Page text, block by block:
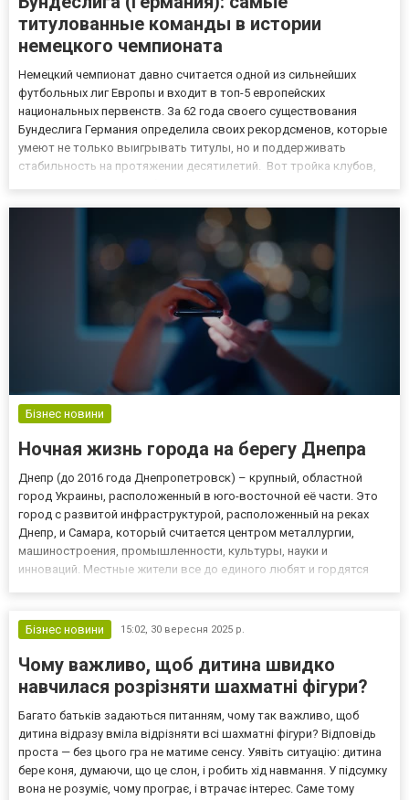
титулованные команды в истории
немецкого чемпионата
Немецкий чемпионат давно считается одной из сильнейших
футбольных лиг Европы и входит в топ-5 европейских
национальных первенств. За 62 года своего существования
Бундеслига Германия определила своих рекордсменов, которые
умеют не только выигрывать титулы, но и поддерживать
стабильность на протяжении десятилетий. Вот тройка клубов,
Бізнес новини
Ночная жизнь города на берегу Днепра
Днепр (до 2016 года Днепропетровск) – крупный, областной
город Украины, расположенный в юго-восточной её части. Это
город с развитой инфраструктурой, расположенный на реках
Днепр, и Самара, который считается центром металлургии,
машиностроения, промышленности, культуры, науки и
инноваций. Местные жители все до единого любят и гордятся
очень...
Бізнес новини 15:02, 30 вересня 2025 р.
Чому важливо, щоб дитина швидко
навчилася розрізняти шахматні фігури?
Багато батьків задаються питанням, чому так важливо, щоб
дитина відразу вміла відрізняти всі шахматні фігури? Відповідь
проста — без цього гра не матиме сенсу. Уявіть ситуацію: дитина
бере коня, думаючи, що це слон, і робить хід навмання. У підсумку
вона не розуміє, чому програє, і втрачає інтерес. Саме тому